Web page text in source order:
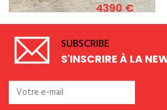
82 CV
4390 € 2011
SUBSCRIBE
S'INSCRIRE À LA